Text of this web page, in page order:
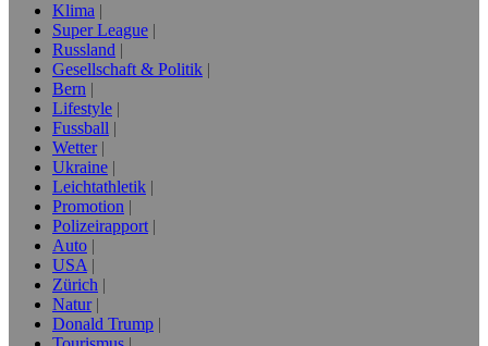
Klima
Super League
Russland
Gesellschaft & Politik
Bern
Lifestyle
Fussball
Wetter
Ukraine
Leichtathletik
Promotion
Polizeirapport
Auto
USA
Zürich
Natur
Donald Trump